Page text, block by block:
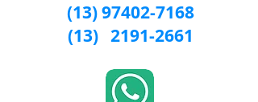
(13) 97402-7168
(13) 2191-2661